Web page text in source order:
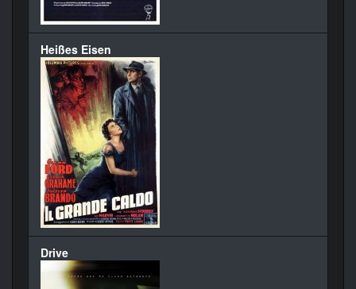
Heißes Eisen
Drive